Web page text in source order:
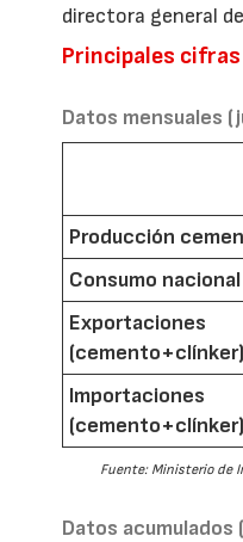
directora general
Principales
Datos mensuales
Producción
Consumo
Exportaciones
(cemento+clínker)
Importaciones
(cemento+clínker)
Fuente: Ministerio de
Datos